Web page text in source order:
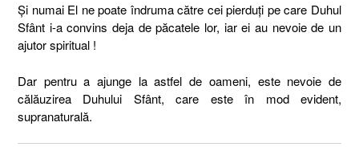
Și numai El ne poate îndruma către cei pierduți pe care Duhul
Sfânt i-a convins deja de păcatele lor, iar ei au nevoie de un
ajutor spiritual !
Dar pentru a ajunge la astfel de oameni, este nevoie de
călăuzirea Duhului Sfânt, care este în mod evident,
supranaturală.